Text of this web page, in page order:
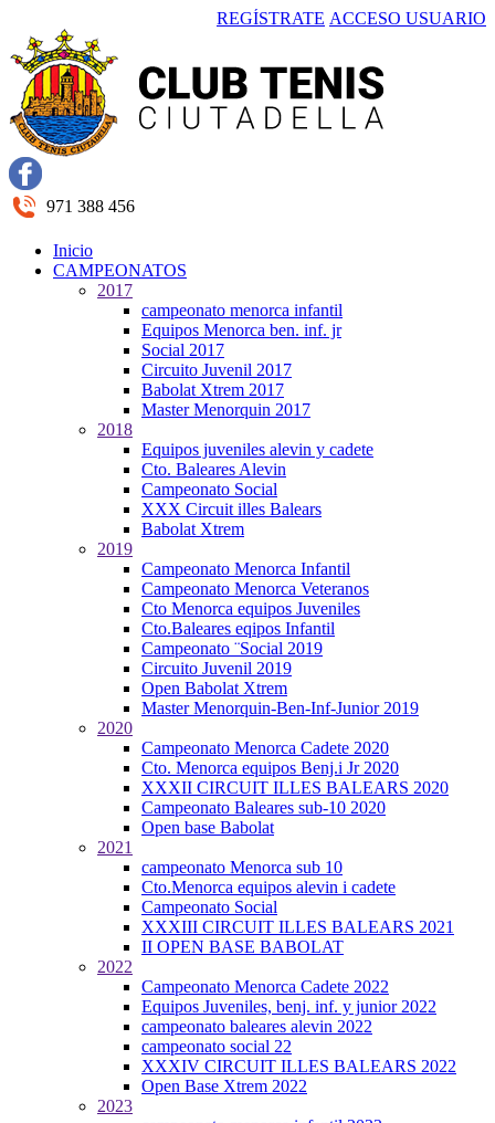
REGÍSTRATE ACCESO USUARIO
971 388 456
Inicio
CAMPEONATOS
2017
campeonato menorca infantil
Equipos Menorca ben. inf. jr
Social 2017
Circuito Juvenil 2017
Babolat Xtrem 2017
Master Menorquin 2017
2018
Equipos juveniles alevin y cadete
Cto. Baleares Alevin
Campeonato Social
XXX Circuit illes Balears
Babolat Xtrem
2019
Campeonato Menorca Infantil
Campeonato Menorca Veteranos
Cto Menorca equipos Juveniles
Cto.Baleares eqipos Infantil
Campeonato ¨Social 2019
Circuito Juvenil 2019
Open Babolat Xtrem
Master Menorquin-Ben-Inf-Junior 2019
2020
Campeonato Menorca Cadete 2020
Cto. Menorca equipos Benj.i Jr 2020
XXXII CIRCUIT ILLES BALEARS 2020
Campeonato Baleares sub-10 2020
Open base Babolat
2021
campeonato Menorca sub 10
Cto.Menorca equipos alevin i cadete
Campeonato Social
XXXIII CIRCUIT ILLES BALEARS 2021
II OPEN BASE BABOLAT
2022
Campeonato Menorca Cadete 2022
Equipos Juveniles, benj. inf. y junior 2022
campeonato baleares alevin 2022
campeonato social 22
XXXIV CIRCUIT ILLES BALEARS 2022
Open Base Xtrem 2022
2023